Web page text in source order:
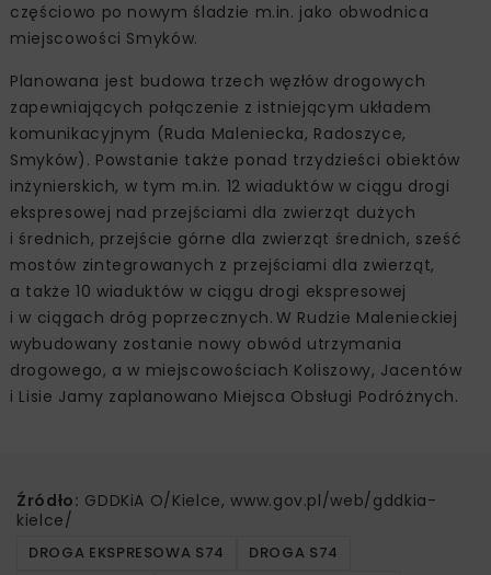
częściowo po nowym śladzie m.in. jako obwodnica
miejscowości Smyków.
Planowana jest budowa trzech węzłów drogowych
zapewniających połączenie z istniejącym układem
komunikacyjnym (Ruda Maleniecka, Radoszyce,
Smyków). Powstanie także ponad trzydzieści obiektów
inżynierskich, w tym m.in. 12 wiaduktów w ciągu drogi
ekspresowej nad przejściami dla zwierząt dużych
i średnich, przejście górne dla zwierząt średnich, sześć
mostów zintegrowanych z przejściami dla zwierząt,
a także 10 wiaduktów w ciągu drogi ekspresowej
i w ciągach dróg poprzecznych. W Rudzie Malenieckiej
wybudowany zostanie nowy obwód utrzymania
drogowego, a w miejscowościach Koliszowy, Jacentów
i Lisie Jamy zaplanowano Miejsca Obsługi Podróżnych.
Źródło: GDDKiA O/Kielce, www.gov.pl/web/gddkia-
kielce/
DROGA EKSPRESOWA S74
DROGA S74